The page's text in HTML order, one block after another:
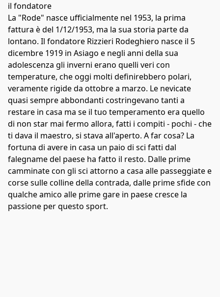
il fondatore
La "Rode" nasce ufficialmente nel 1953, la prima
fattura è del 1/12/1953, ma la sua storia parte da
lontano. Il fondatore Rizzieri Rodeghiero nasce il 5
dicembre 1919 in Asiago e negli anni della sua
adolescenza gli inverni erano quelli veri con
temperature, che oggi molti definirebbero polari,
veramente rigide da ottobre a marzo. Le nevicate
quasi sempre abbondanti costringevano tanti a
restare in casa ma se il tuo temperamento era quello
di non star mai fermo allora, fatti i compiti - pochi - che
ti dava il maestro, si stava all'aperto. A far cosa? La
fortuna di avere in casa un paio di sci fatti dal
falegname del paese ha fatto il resto. Dalle prime
camminate con gli sci attorno a casa alle passeggiate e
corse sulle colline della contrada, dalle prime sfide con
qualche amico alle prime gare in paese cresce la
passione per questo sport.